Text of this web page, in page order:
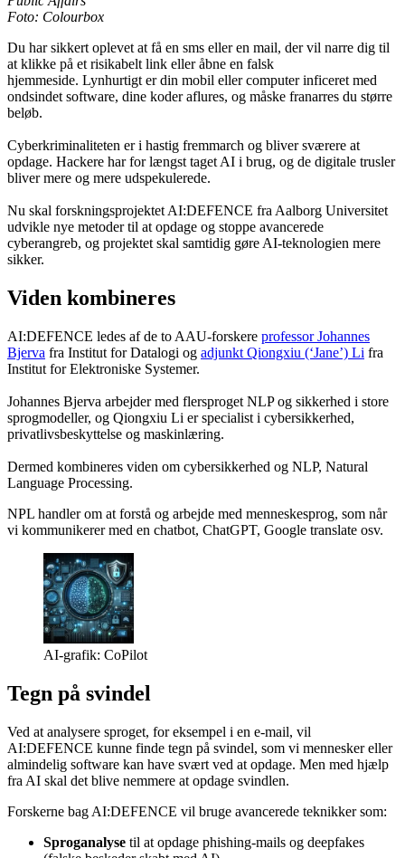
Foto: Colourbox
Du har sikkert oplevet at få en sms eller en mail, der vil narre dig til
at klikke på et risikabelt link eller åbne en falsk
hjemmeside. Lynhurtigt er din mobil eller computer inficeret med
ondsindet software, dine koder aflures, og måske franarres du større
beløb.
Cyberkriminaliteten er i hastig fremmarch og bliver sværere at
opdage. Hackere har for længst taget AI i brug, og de digitale trusler
bliver mere og mere udspekulerede.
Nu skal forskningsprojektet AI:DEFENCE fra Aalborg Universitet
udvikle nye metoder til at opdage og stoppe avancerede
cyberangreb, og projektet skal samtidig gøre AI-teknologien mere
sikker.
Viden kombineres
AI:DEFENCE ledes af de to AAU-forskere professor Johannes
Bjerva fra Institut for Datalogi og adjunkt Qiongxiu (‘Jane’) Li fra
Institut for Elektroniske Systemer.
Johannes Bjerva arbejder med flersproget NLP og sikkerhed i store
sprogmodeller, og Qiongxiu Li er specialist i cybersikkerhed,
privatlivsbeskyttelse og maskinlæring.
Dermed kombineres viden om cybersikkerhed og NLP, Natural
Language Processing.
NPL handler om at forstå og arbejde med menneskesprog, som når
vi kommunikerer med en chatbot, ChatGPT, Google translate osv.
AI-grafik: CoPilot
Tegn på svindel
Ved at analysere sproget, for eksempel i en e-mail, vil
AI:DEFENCE kunne finde tegn på svindel, som vi mennesker eller
almindelig software kan have svært ved at opdage. Men med hjælp
fra AI skal det blive nemmere at opdage svindlen.
Forskerne bag AI:DEFENCE vil bruge avancerede teknikker som:
Sproganalyse til at opdage phishing-mails og deepfakes